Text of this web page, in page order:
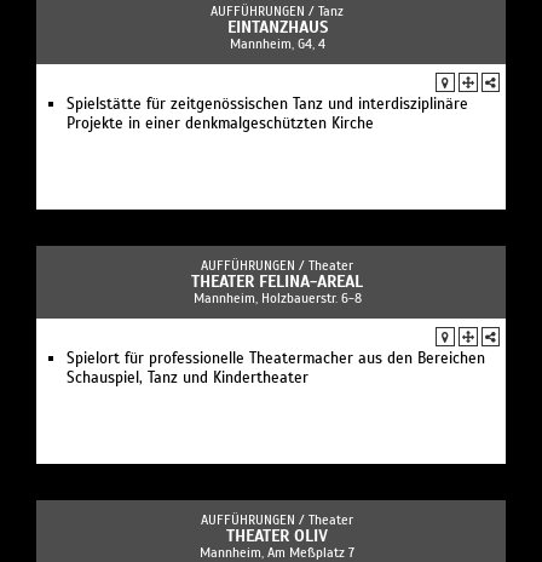
AUFFÜHRUNGEN / Tanz
EINTANZHAUS
Mannheim, G4, 4
Spielstätte für zeitgenössischen Tanz und interdisziplinäre
Projekte in einer denkmalgeschützten Kirche
AUFFÜHRUNGEN / Theater
THEATER FELINA-AREAL
Mannheim, Holzbauerstr. 6-8
Spielort für professionelle Theatermacher aus den Bereichen
Schauspiel, Tanz und Kindertheater
AUFFÜHRUNGEN / Theater
THEATER OLIV
Mannheim, Am Meßplatz 7